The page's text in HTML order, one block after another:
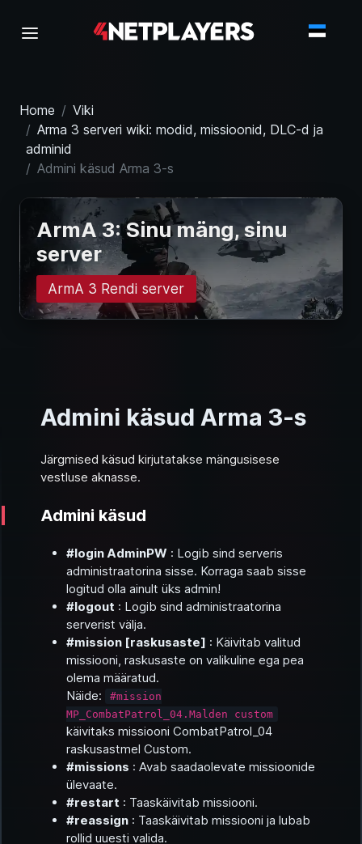
Home
Viki
Arma 3 serveri wiki: modid, missioonid, DLC-d ja
adminid
Admini käsud Arma 3-s
ArmA 3: Sinu mäng, sinu
server
ArmA 3 Rendi server
Admini käsud Arma 3-s
Järgmised käsud kirjutatakse mängusisese
vestluse aknasse.
Admini käsud
#login AdminPW : Logib sind serveris
administraatorina sisse. Korraga saab sisse
logitud olla ainult üks admin!
#logout : Logib sind administraatorina
serverist välja.
#mission [raskusaste] : Käivitab valitud
missiooni, raskusaste on valikuline ega pea
olema määratud.
Näide:
#mission
MP_CombatPatrol_04.Malden custom
käivitaks missiooni CombatPatrol_04
raskusastmel Custom.
#missions : Avab saadaolevate missioonide
ülevaate.
#restart : Taaskäivitab missiooni.
#reassign : Taaskäivitab missiooni ja lubab
rollid uuesti valida.